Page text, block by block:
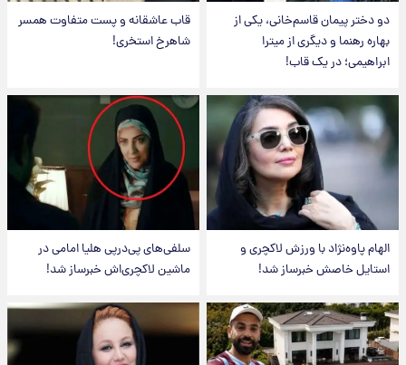
دو دختر پیمان قاسم‌خانی، یکی از
بهاره رهنما و دیگری از میترا
ابراهیمی؛ در یک قاب!
قاب عاشقانه و پست متفاوت همسر
شاهرخ استخری!
الهام پاوه‌نژاد با ورزش لاکچری و
استایل خاصش خبرساز شد!
سلفی‌های پی‌درپی هلیا امامی در
ماشین لاکچری‌اش خبرساز شد!